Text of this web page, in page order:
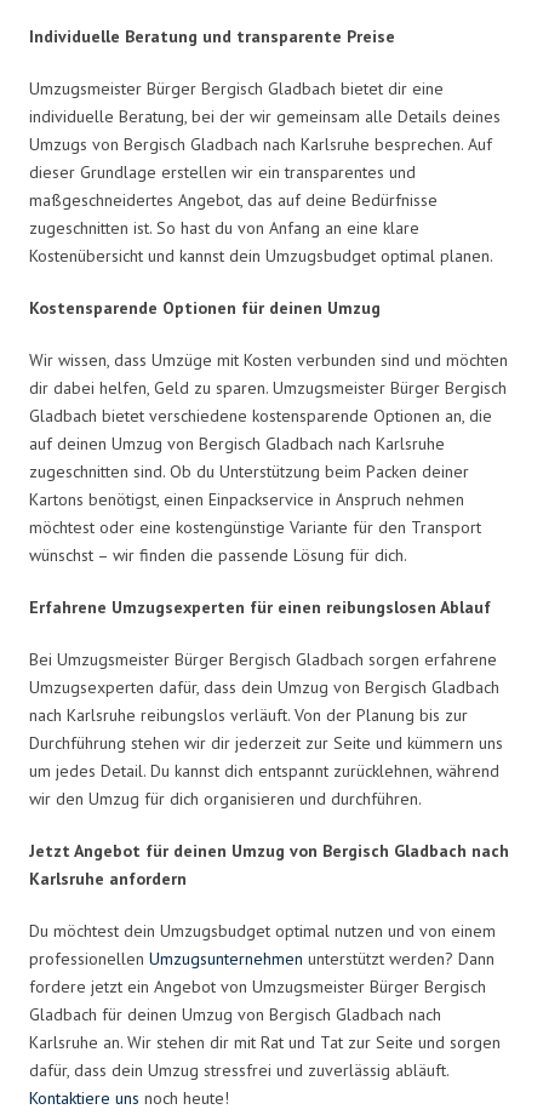
Individuelle Beratung und transparente Preise
Umzugsmeister Bürger Bergisch Gladbach bietet dir eine
individuelle Beratung, bei der wir gemeinsam alle Details deines
Umzugs von Bergisch Gladbach nach Karlsruhe besprechen. Auf
dieser Grundlage erstellen wir ein transparentes und
maßgeschneidertes Angebot, das auf deine Bedürfnisse
zugeschnitten ist. So hast du von Anfang an eine klare
Kostenübersicht und kannst dein Umzugsbudget optimal planen.
Kostensparende Optionen für deinen Umzug
Wir wissen, dass Umzüge mit Kosten verbunden sind und möchten
dir dabei helfen, Geld zu sparen. Umzugsmeister Bürger Bergisch
Gladbach bietet verschiedene kostensparende Optionen an, die
auf deinen Umzug von Bergisch Gladbach nach Karlsruhe
zugeschnitten sind. Ob du Unterstützung beim Packen deiner
Kartons benötigst, einen Einpackservice in Anspruch nehmen
möchtest oder eine kostengünstige Variante für den Transport
wünschst – wir finden die passende Lösung für dich.
Erfahrene Umzugsexperten für einen reibungslosen Ablauf
Bei Umzugsmeister Bürger Bergisch Gladbach sorgen erfahrene
Umzugsexperten dafür, dass dein Umzug von Bergisch Gladbach
nach Karlsruhe reibungslos verläuft. Von der Planung bis zur
Durchführung stehen wir dir jederzeit zur Seite und kümmern uns
um jedes Detail. Du kannst dich entspannt zurücklehnen, während
wir den Umzug für dich organisieren und durchführen.
Jetzt Angebot für deinen Umzug von Bergisch Gladbach nach
Karlsruhe anfordern
Du möchtest dein Umzugsbudget optimal nutzen und von einem
professionellen Umzugsunternehmen unterstützt werden? Dann
fordere jetzt ein Angebot von Umzugsmeister Bürger Bergisch
Gladbach für deinen Umzug von Bergisch Gladbach nach
Karlsruhe an. Wir stehen dir mit Rat und Tat zur Seite und sorgen
dafür, dass dein Umzug stressfrei und zuverlässig abläuft.
Kontaktiere uns noch heute!